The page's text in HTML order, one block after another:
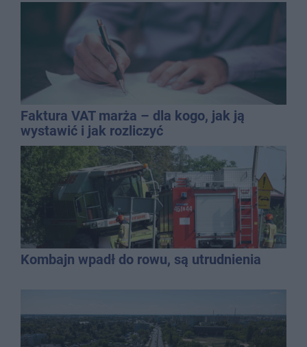
Faktura VAT marża – dla kogo, jak ją
wystawić i jak rozliczyć
Kombajn wpadł do rowu, są utrudnienia